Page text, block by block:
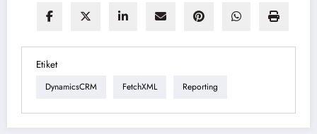
Etiket
DynamicsCRM FetchXML Reporting